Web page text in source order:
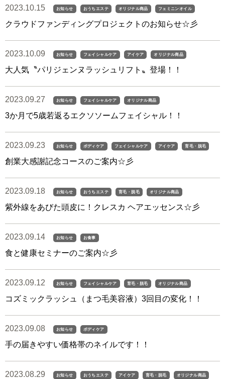
2023.10.15 お知らせ おうちエステ オリジナル商品 フェミニンオイル
クラウドファンディングプロジェクトのお知らせ☆彡
2023.10.09 お知らせ フェイシャルケア アイケア オリジナル商品
大人気〝パリジェンヌラッシュリフト〟登場！！
2023.09.27 お知らせ フェイシャルケア オリジナル商品
3か月で5歳若返るエクソソームフェイシャル！！
2023.09.23 お知らせ ボディケア フェイシャルケア アイケア 育毛・脱毛
創業大感謝記念コースのご案内☆彡
2023.09.18 お知らせ おうちエステ 育毛・脱毛 オリジナル商品
紫外線をあびた頭皮に！クレスカ ヘアエッセンス☆彡
2023.09.14 お知らせ お食事
食と健康セミナーのご案内☆彡
2023.09.12 お知らせ フェイシャルケア 育毛・脱毛 オリジナル商品
コズミックラッシュ（まつ毛美容液）3回目の変化！！
2023.09.08 お知らせ ボディケア
手の届きやすい価格帯のネイルです！！
2023.08.29 お知らせ おうちエステ アイケア 育毛・脱毛 オリジナル商品